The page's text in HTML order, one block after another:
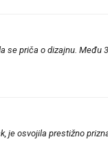
priča o dizajnu.
osvojila prestižno